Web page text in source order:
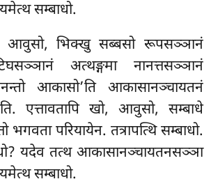
सम्बाधो.
आवुसो, भिक्खु सब्बसो रूपसञ्ञानं
अत्थङ्गमा नानत्तसञ्ञानं
आकासो’ति आकासानञ्चायतनं
एत्तावतापि खो, आवुसो, सम्बाधे
भगवता परियायेन. तत्रापत्थि सम्बाधो.
यदेव तत्थ आकासानञ्चायतनसञ्ञा
सम्बाधो.